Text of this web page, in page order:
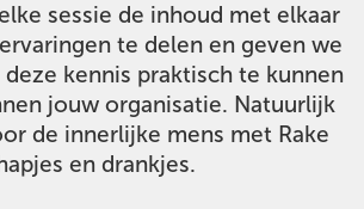
sessie de inhoud met elkaar
te delen en geven we
kennis praktisch te kunnen
jouw organisatie. Natuurlijk
de innerlijke mens met Rake
en drankjes.